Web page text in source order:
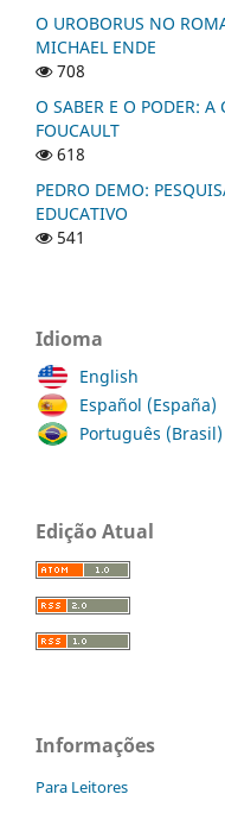
O UROBORUS NO
MICHAEL ENDE
708
O SABER E O PODER:
FOUCAULT
618
PEDRO DEMO:
EDUCATIVO
541
Idioma
English
Español (España)
Português (Brasil)
Edição Atual
Informações
Para Leitores